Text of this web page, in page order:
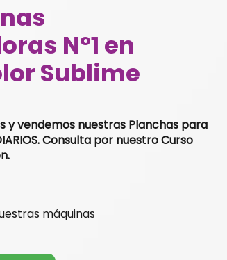
N°1 en
Sublime
y vendemos nuestras Planchas para
Consulta por nuestro Curso
máquinas